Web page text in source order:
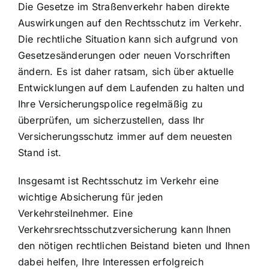
Die Gesetze im Straßenverkehr haben direkte
Auswirkungen auf den Rechtsschutz im Verkehr.
Die rechtliche Situation kann sich aufgrund von
Gesetzesänderungen oder neuen Vorschriften
ändern. Es ist daher ratsam, sich über aktuelle
Entwicklungen auf dem Laufenden zu halten und
Ihre Versicherungspolice regelmäßig zu
überprüfen, um sicherzustellen, dass Ihr
Versicherungsschutz immer auf dem neuesten
Stand ist.
Insgesamt ist Rechtsschutz im Verkehr eine
wichtige Absicherung für jeden
Verkehrsteilnehmer. Eine
Verkehrsrechtsschutzversicherung kann Ihnen
den nötigen rechtlichen Beistand bieten und Ihnen
dabei helfen, Ihre Interessen erfolgreich